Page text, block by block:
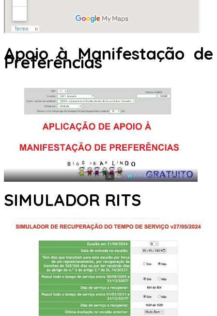
Apoio à Manifestação de
Preferências
× AD POWERED BY WEFORADS
SIMULADOR RITS